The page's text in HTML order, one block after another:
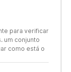
para verificar
um conjunto
como está o